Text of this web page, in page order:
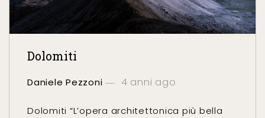
Dolomiti
Daniele Pezzoni 4 anni ago
Dolomiti “L’opera architettonica più bella